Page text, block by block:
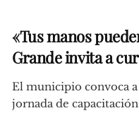
«Tus manos
Grande invita a
El municipio convoca
jornada de